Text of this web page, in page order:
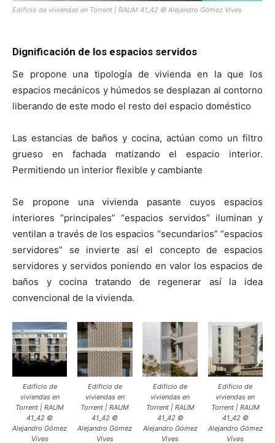
Edificio de viviendas en Torrent | RAUM 41_42 © Alejandro Gómez Vives
Dignificación de los espacios servidos
Se propone una tipología de vivienda en la que los
espacios mecánicos y húmedos se desplazan al contorno
liberando de este modo el resto del espacio doméstico
Las estancias de baños y cocina, actúan como un filtro
grueso en fachada matizando el espacio interior.
Permitiendo un interior flexible y cambiante
Se propone una vivienda pasante cuyos espacios
interiores “principales” “espacios servidos” iluminan y
ventilan a través de los espacios “secundarios” “espacios
servidores” se invierte así el concepto de espacios
servidores y servidos poniendo en valor los espacios de
baños y cocina tratando de regenerar así la idea
convencional de la vivienda.
Edificio de
viviendas en
Torrent | RAUM
41_42 ©
Alejandro Gómez
Vives
Edificio de
viviendas en
Torrent | RAUM
41_42 ©
Alejandro Gómez
Vives
Edificio de
viviendas en
Torrent | RAUM
41_42 ©
Alejandro Gómez
Vives
Edificio de
viviendas en
Torrent | RAUM
41_42 ©
Alejandro Gómez
Vives